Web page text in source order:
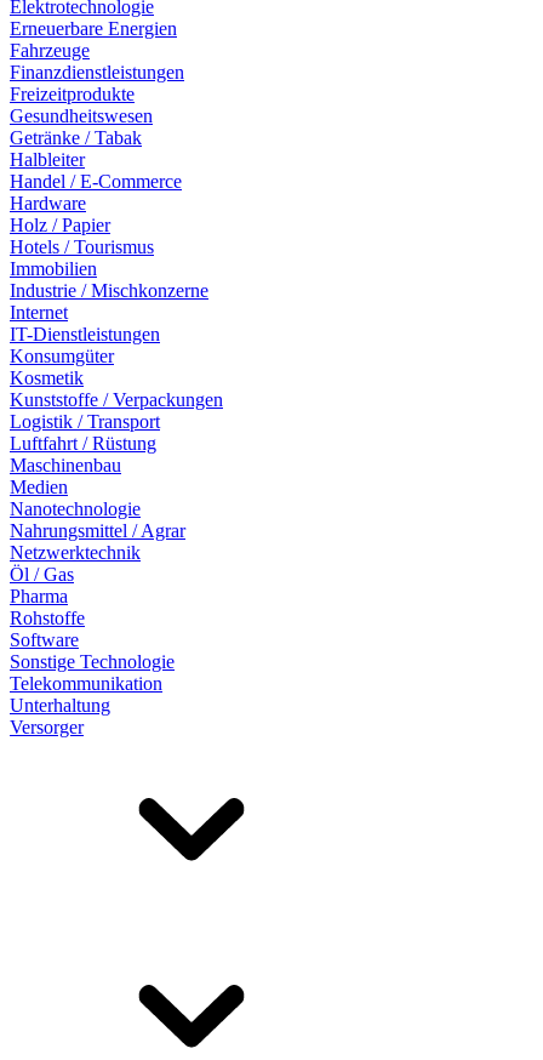
Elektrotechnologie
Erneuerbare Energien
Fahrzeuge
Finanzdienstleistungen
Freizeitprodukte
Gesundheitswesen
Getränke / Tabak
Halbleiter
Handel / E-Commerce
Hardware
Holz / Papier
Hotels / Tourismus
Immobilien
Industrie / Mischkonzerne
Internet
IT-Dienstleistungen
Konsumgüter
Kosmetik
Kunststoffe / Verpackungen
Logistik / Transport
Luftfahrt / Rüstung
Maschinenbau
Medien
Nanotechnologie
Nahrungsmittel / Agrar
Netzwerktechnik
Öl / Gas
Pharma
Rohstoffe
Software
Sonstige Technologie
Telekommunikation
Unterhaltung
Versorger